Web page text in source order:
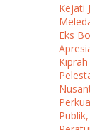
Kejati
Eks